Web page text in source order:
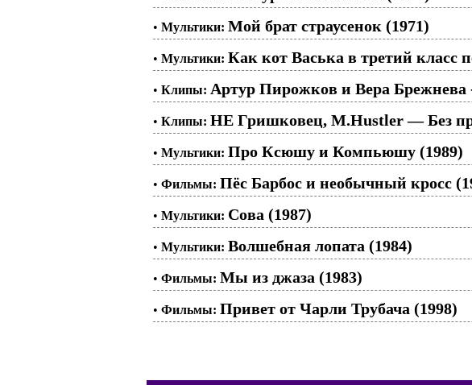
• Мультики: Мой брат страусенок (1971)
• Мультики: Как кот Васька в третий класс
• Клипы: Артур Пирожков и Вера Брежнева
• Клипы: НЕ Гришковец, M.Hustler — Без
• Мультики: Про Ксюшу и Компьюшу (1989)
• Фильмы: Пёс Барбос и необычный кросс
• Мультики: Сова (1987)
• Мультики: Волшебная лопата (1984)
• Фильмы: Мы из джаза (1983)
• Фильмы: Привет от Чарли Трубача (1998)